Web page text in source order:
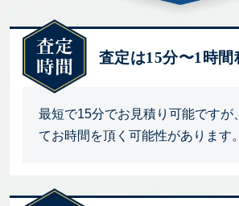
査定は15分〜1時間
最短で15分でお見積り可能ですが
てお時間を頂く可能性があります。